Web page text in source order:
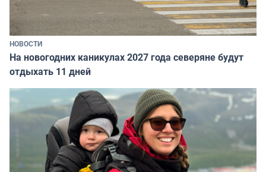
НОВОСТИ
На новогодних каникулах 2027 года северяне будут
отдыхать 11 дней